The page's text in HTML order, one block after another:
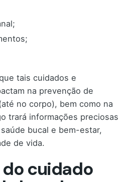
tais cuidados e
na prevenção de
no corpo), bem como na
trará informações preciosas
bucal e bem-estar,
de vida.
cuidado